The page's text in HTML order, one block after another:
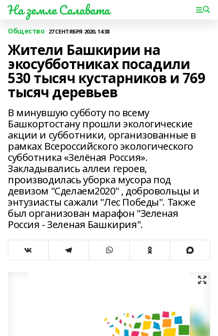
На земле Салавата
Общество 27 СЕНТЯБРЯ 2020, 14:38
Жители Башкирии на
экосубботниках посадили
530 тысяч кустарников и 769
тысяч деревьев
В минувшую субботу по всему
Башкортостану прошли экологические
акции и субботники, организованные в
рамках Всероссийского экологического
субботника «Зелёная Россия».
Закладывались аллеи героев,
производилась уборка мусора под
девизом "Сделаем2020" , добровольцы и
энтузиасты сажали "Лес Победы". Также
был организован марафон "Зеленая
Россия - Зеленая Башкирия".